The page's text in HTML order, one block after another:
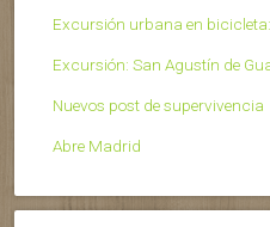
Excursión urbana en
Excursión: San Agustín de
Nuevos post de supervivencia
Abre Madrid